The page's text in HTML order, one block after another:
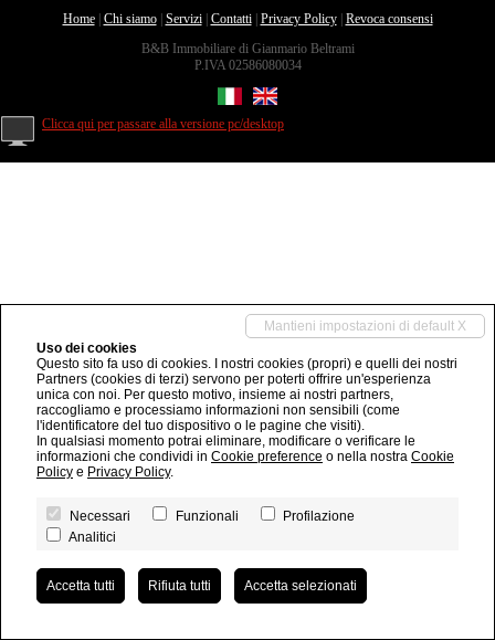
Home| Chi siamo| Servizi| Contatti| Privacy Policy| Revoca consensi
B&B Immobiliare di Gianmario Beltrami
P.IVA 02586080034
Clicca qui per passare alla versione pc/desktop
Mantieni impostazioni di default X
Uso dei cookies
Questo sito fa uso di cookies. I nostri cookies (propri) e quelli dei nostri
Partners (cookies di terzi) servono per poterti offrire un'esperienza
unica con noi. Per questo motivo, insieme ai nostri partners,
raccogliamo e processiamo informazioni non sensibili (come
l'identificatore del tuo dispositivo o le pagine che visiti).
In qualsiasi momento potrai eliminare, modificare o verificare le
informazioni che condividi in Cookie preference o nella nostra Cookie
Policy e Privacy Policy.
Necessari Funzionali
Profilazione
Analitici
Accetta tutti Rifiuta tutti Accetta selezionati